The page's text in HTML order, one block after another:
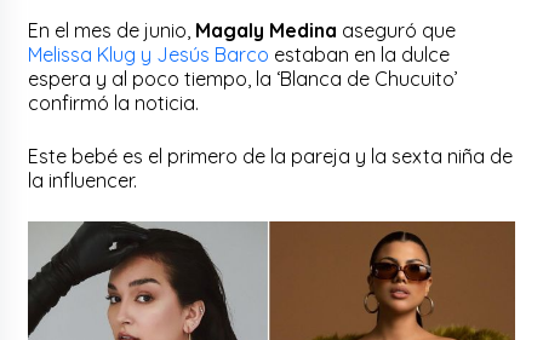
En el mes de junio, Magaly Medina aseguró que
Melissa Klug y Jesús Barco estaban en la dulce
espera y al poco tiempo, la ‘Blanca de Chucuito’
confirmó la noticia.
Este bebé es el primero de la pareja y la sexta niña de
la influencer.